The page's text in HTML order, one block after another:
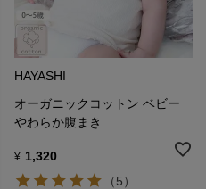
HAYASHI
オーガニックコットン ベビー
やわらか腹まき
¥ 1,320
（5）